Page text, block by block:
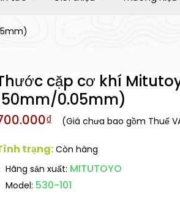
cặp cơ khí
0.05mm)
(Giá chưa bao gồm Thuế
trạng:Còn hàng
Hãng sản xuất: MITUTOYO
Model: 530-101